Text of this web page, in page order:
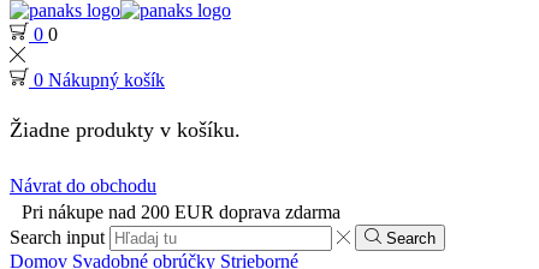
0 0
0 Nákupný košík
Žiadne produkty v košíku.
Návrat do obchodu
Pri nákupe nad 200 EUR doprava zdarma
Search input
Search
Domov Svadobné obrúčky Strieborné